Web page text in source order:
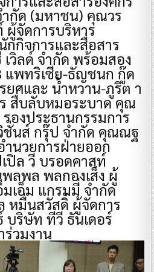
กัด (มหาชน) คุณวร
จัดการบริหาร
กิจการและสื่อสาร
วิลด์ จำกัด พร้อมสอง
แพทริเซีย-ธัญชนก กู๊ด
ยศและ น้ำหวาน-ภูริต า
สืบลับหมอระบาด คุณ
องประธานกรรมการ
ชั่นส์ กรุ๊ป จำกัด คุณณฐ
นวยการฝ่ายออก
ปิล วี บรอดคาสท์
ลพล พลกองเส็ง ผู้
เอ็ม แกรมมี่ จำกัด
หมื่นสวัสดิ์ ผู้จัดการ
ริษัท ทีวี ธันเดอร์
ร่วมงาน